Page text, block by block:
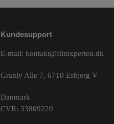
Kundesupport
E-mail: kontakt@filmxperten.dk
Granly Alle 7, 6710 Esbjerg V
Danmark
CVR: 33809220